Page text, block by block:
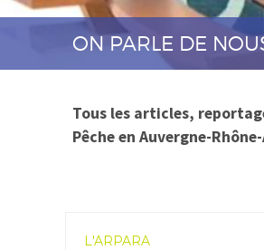
ON PARLE DE
Tous les articles,
Pêche en Auvergne-
L'ARPARA